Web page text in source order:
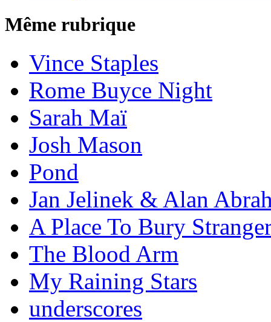
Même rubrique
Vince Staples
Rome Buyce Night
Sarah Maï
Josh Mason
Pond
Jan Jelinek & Alan
A Place To Bury
The Blood Arm
My Raining Stars
underscores